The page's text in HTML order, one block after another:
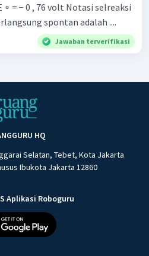
volt Notasi selreaksi
spontan adalah ....
Jawaban terverifikasi
HQ
Selatan, Tebet, Kota Jakarta
Ibukota Jakarta 12860
Aplikasi Roboguru